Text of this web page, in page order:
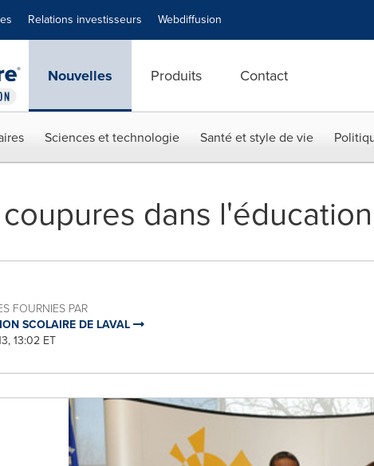
Relations investisseurs Webdiffusion
Nouvelles Produits Contact
Sciences et technologie Santé et style de vie
dans
FOURNIES PAR
SCOLAIRE DE LAVAL
13:02 ET